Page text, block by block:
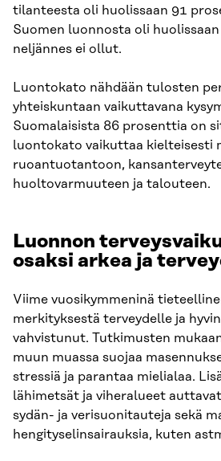
tilanteesta oli huolissaan 91
Suomen luonnosta oli
neljännes ei ollut.
Luontokato nähdään tulosten
yhteiskuntaan vaikuttavana
Suomalaisista 86 prosenttia on
luontokato vaikuttaa kielteisesti
ruoantuotantoon,
huoltovarmuuteen ja talouteen.
Luonnon
osaksi arkea ja
Viime vuosikymmeninä
merkityksestä terveydelle ja
vahvistunut. Tutkimusten
muun muassa suojaa
stressiä ja parantaa mielialaa.
lähimetsät ja viheralueet
sydän- ja verisuonitauteja sekä
hengityselinsairauksia, kuten